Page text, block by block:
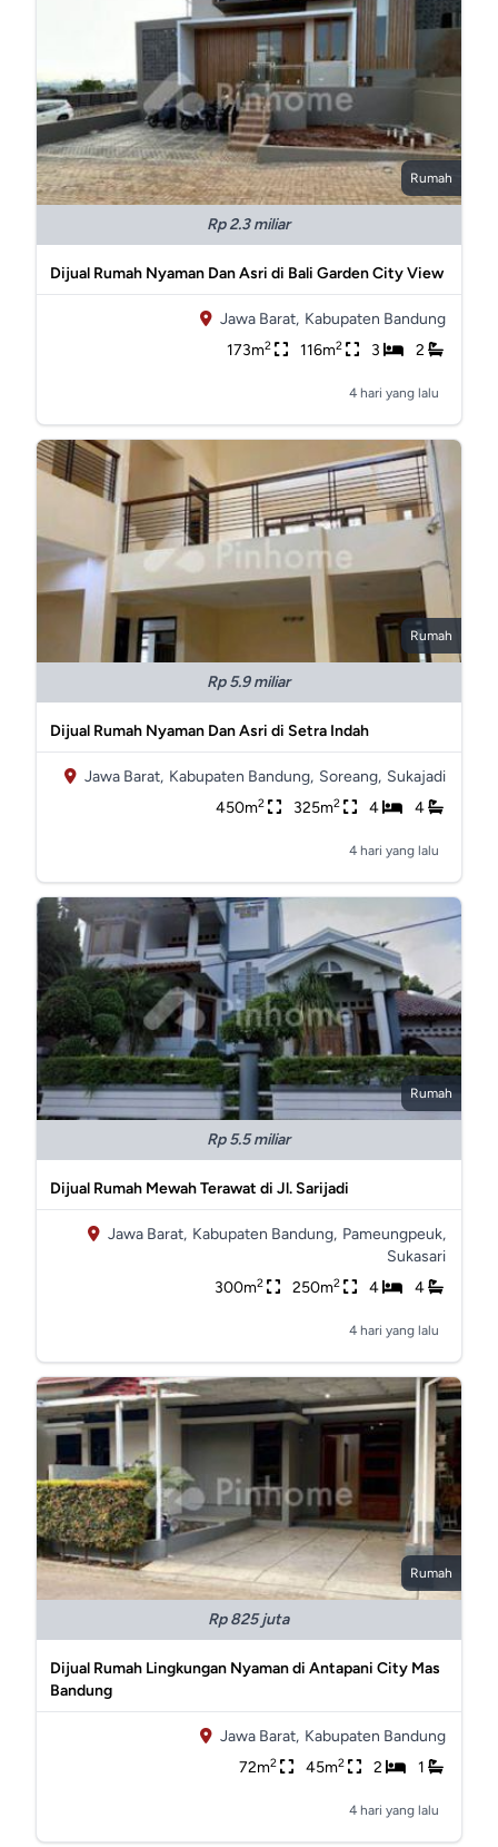
Rumah
Rp 2.3 miliar
Dijual Rumah Nyaman Dan Asri di Bali Garden City View
Jawa Barat, Kabupaten Bandung
173m2 116m2 3 2
4 hari yang lalu
Rumah
Rp 5.9 miliar
Dijual Rumah Nyaman Dan Asri di Setra Indah
Jawa Barat, Kabupaten Bandung, Soreang, Sukajadi
450m2 325m2 4 4
4 hari yang lalu
Rumah
Rp 5.5 miliar
Dijual Rumah Mewah Terawat di Jl. Sarijadi
Jawa Barat, Kabupaten Bandung, Pameungpeuk,
Sukasari
300m2 250m2 4 4
4 hari yang lalu
Rumah
Rp 825 juta
Dijual Rumah Lingkungan Nyaman di Antapani City Mas
Bandung
Jawa Barat, Kabupaten Bandung
72m2 45m2 2 1
4 hari yang lalu